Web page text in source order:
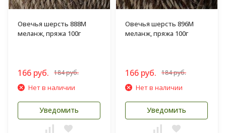
Овечья шерсть 888М
меланж, пряжа 100г
166 руб. 184 руб.
Нет в наличии
Уведомить
Овечья шерсть 896М
меланж, пряжа 100г
166 руб. 184 руб.
Нет в наличии
Уведомить